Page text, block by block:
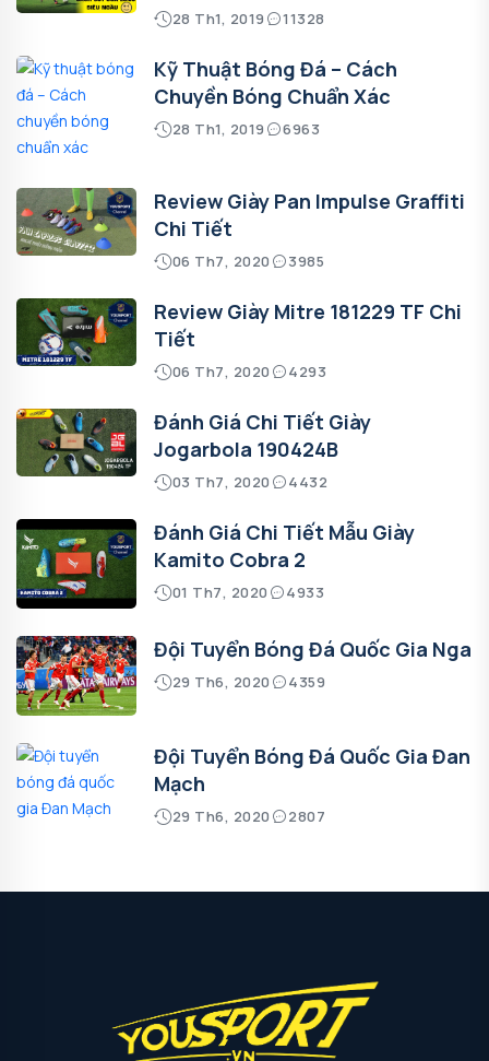
28 Th1, 2019 11328
Kỹ Thuật Bóng Đá – Cách
Chuyền Bóng Chuẩn Xác
28 Th1, 2019 6963
Review Giày Pan Impulse Graffiti
Chi Tiết
06 Th7, 2020 3985
Review Giày Mitre 181229 TF Chi
Tiết
06 Th7, 2020 4293
Đánh Giá Chi Tiết Giày
Jogarbola 190424B
03 Th7, 2020 4432
Đánh Giá Chi Tiết Mẫu Giày
Kamito Cobra 2
01 Th7, 2020 4933
Đội Tuyển Bóng Đá Quốc Gia Nga
29 Th6, 2020 4359
Đội Tuyển Bóng Đá Quốc Gia Đan
Mạch
29 Th6, 2020 2807